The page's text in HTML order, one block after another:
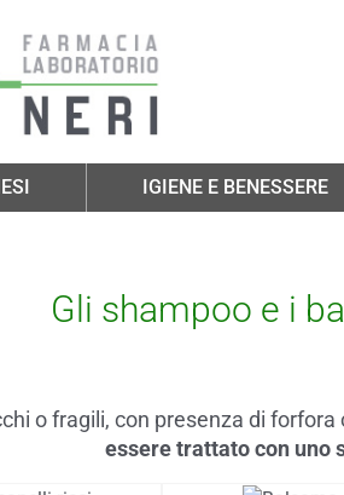
IGIENE E BENESSERE
Gli shampoo e i
o fragili, con presenza di forfora
essere trattato con uno